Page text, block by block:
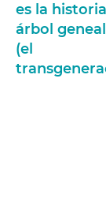
es la
árbol
(el